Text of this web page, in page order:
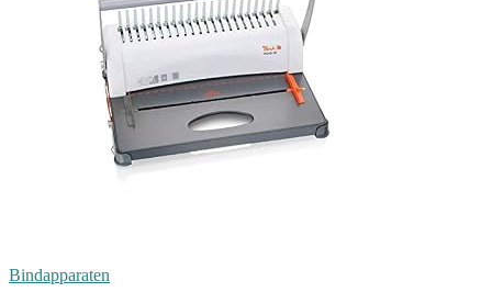
Bindapparaten